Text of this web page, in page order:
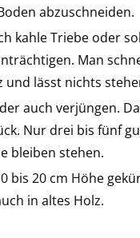
abzuschneiden.
kahle Triebe oder
Man
und lässt nichts
auch verjüngen.
Nur drei bis fünf
bleiben stehen.
bis 20 cm Höhe
in altes Holz.